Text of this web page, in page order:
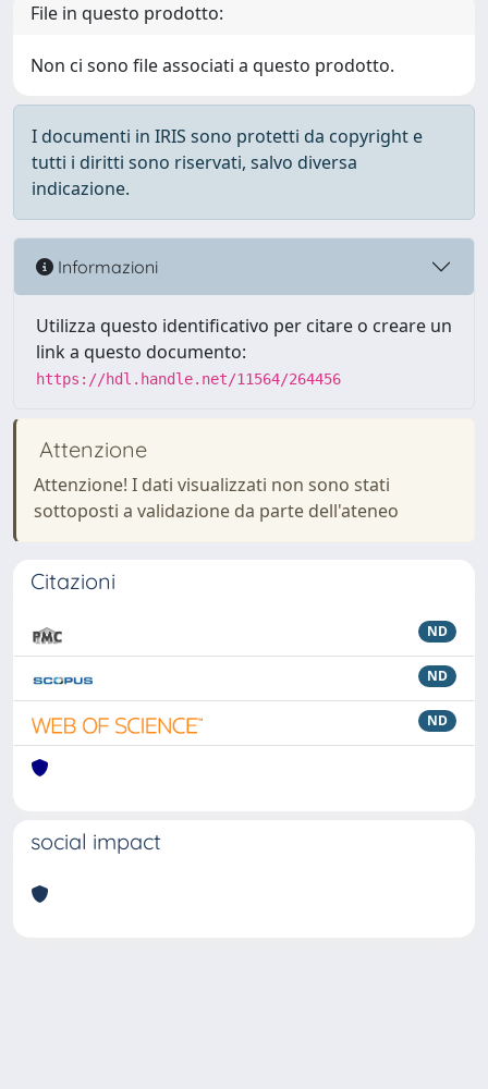
File in questo prodotto:
Non ci sono file associati a questo prodotto.
I documenti in IRIS sono protetti da copyright e
tutti i diritti sono riservati, salvo diversa
indicazione.
Informazioni
Utilizza questo identificativo per citare o creare un
link a questo documento:
https://hdl.handle.net/11564/264456
Attenzione
Attenzione! I dati visualizzati non sono stati
sottoposti a validazione da parte dell'ateneo
Citazioni
ND
ND
ND
social impact